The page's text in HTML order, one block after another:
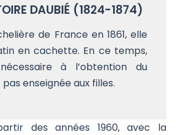
DAUBIÉ (1824-1874)
de France en 1861, elle
en cachette. En ce temps,
à l’obtention du
enseignée aux filles.
des années 1960, avec la